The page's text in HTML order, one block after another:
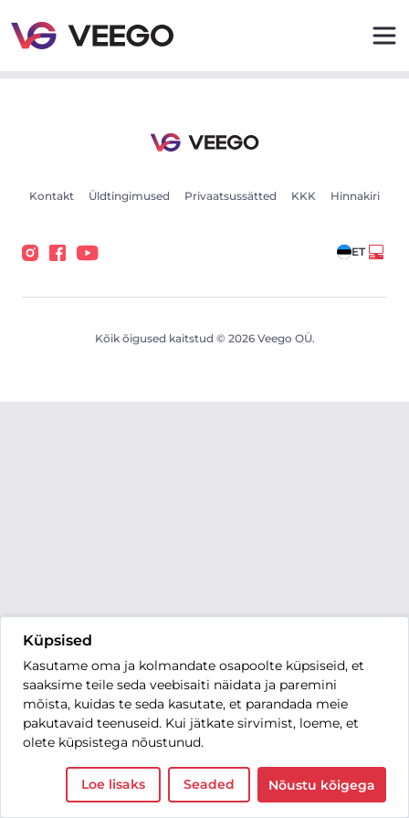
Küpsised
Kasutame oma ja kolmandate osapoolte küpsiseid, et
saaksime teile seda veebisaiti näidata ja paremini
mõista, kuidas te seda kasutate, et parandada meie
pakutavaid teenuseid. Kui jätkate sirvimist, loeme, et
olete küpsistega nõustunud.
Loe lisaks Seaded Nõustu kõigega
Kontakt Üldtingimused Privaatsussätted KKK Hinnakiri
ET
Kõik õigused kaitstud © 2026 Veego OÜ.